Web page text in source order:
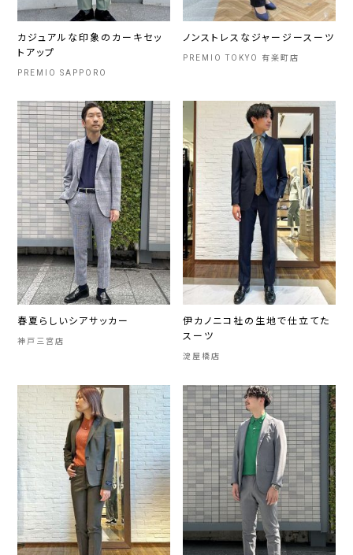
カジュアルな印象のカーキセッ
トアップ
PREMIO SAPPORO
ノンストレスなジャージースーツ
PREMIO TOKYO 有楽町店
春夏らしいシアサッカー
神戸三宮店
伊カノニコ社の生地で仕立てた
スーツ
淀屋橋店